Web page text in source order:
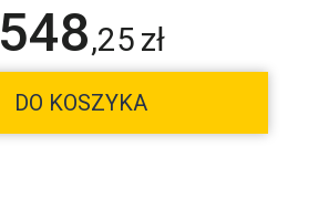
548,25 zł
DO KOSZYKA